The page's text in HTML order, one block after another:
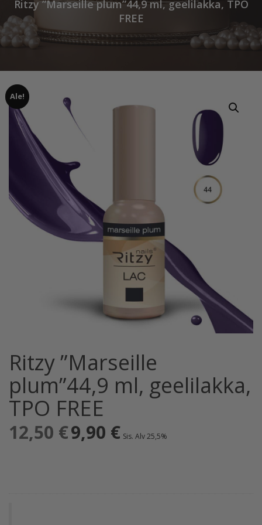
Ritzy ”Marseille plum”44,9 ml, geelilakka, TPO
FREE
Ale!
Ritzy ”Marseille
plum”44,9 ml, geelilakka,
TPO FREE
12,50 € Alkuperäinen
hinta
9,90 €Nykyinen
hinta
Sis. Alv 25,5%